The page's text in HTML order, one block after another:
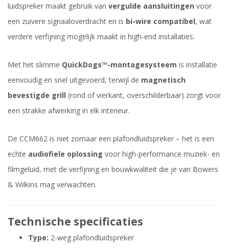
luidspreker maakt gebruik van vergulde aansluitingen voor
een zuivere signaaloverdracht en is bi-wire compatibel, wat
verdere verfijning mogelijk maakt in high-end installaties.
Met het slimme QuickDogs™-montagesysteem is installatie
eenvoudig en snel uitgevoerd, terwijl de magnetisch
bevestigde grill (rond of vierkant, overschilderbaar) zorgt voor
een strakke afwerking in elk interieur.
De CCM662 is niet zomaar een plafondluidspreker – het is een
echte audiofiele oplossing voor high-performance muziek- en
filmgeluid, met de verfijning en bouwkwaliteit die je van Bowers
& Wilkins mag verwachten.
Technische specificaties
Type: 2-weg plafondluidspreker